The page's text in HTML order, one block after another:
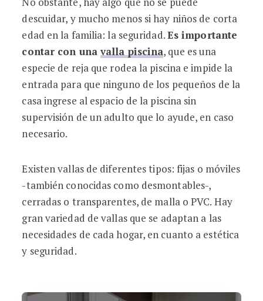
descuidar, y mucho menos si hay niños de corta
edad en la familia: la seguridad.Es importante
contar con unavalla piscina, que es una
especie de reja que rodea la piscina e impide la
entrada para que ninguno de los pequeños de la
casa ingrese al espacio de la piscina sin
supervisión de un adulto que lo ayude, en caso
necesario.
Existen vallas de diferentes tipos: fijas o móviles
-también conocidas como desmontables-,
cerradas o transparentes, de malla o PVC. Hay
gran variedad de vallas que se adaptan a las
necesidades de cada hogar, en cuanto a estética
y seguridad.